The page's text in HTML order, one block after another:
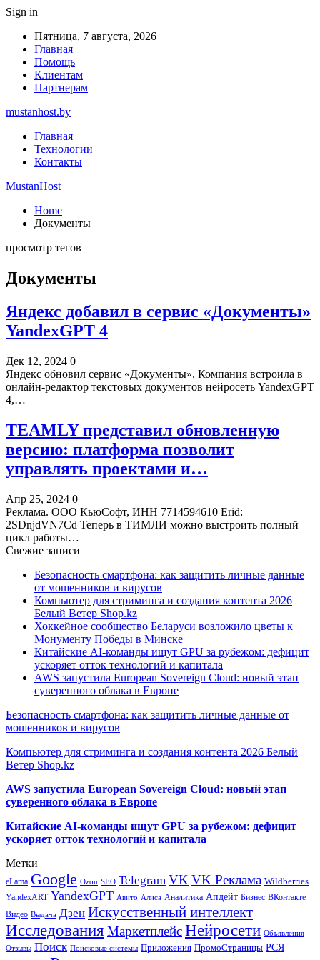
Sign in
Пятница, 7 августа, 2026
Главная
Помощь
Клиентам
Партнерам
mustanhost.by
Главная
Технологии
Контакты
MustanHost
Home
Документы
просмотр тегов
Документы
Яндекс добавил в сервис «Документы»
YandexGPT 4
Дек 12, 2024 0
Яндекс обновил сервис «Документы». Компания встроила в
онлайн-редактор текстовых документов нейросеть YandexGPT
4,…
TEAMLY представил обновленную
версию: платформа позволит
управлять проектами и…
Апр 25, 2024 0
Реклама. ООО КьюСофт, ИНН 7714594610 Erid:
2SDnjdVN7Cd Теперь в ТИМЛИ можно выстроить полный
цикл работы…
Свежие записи
Безопасность смартфона: как защитить личные данные
от мошенников и вирусов
Компьютер для стриминга и создания контента 2026
Белый Ветер Shop.kz
Хоккейное сообщество Беларуси возложило цветы к
Монументу Победы в Минске
Китайские AI-команды ищут GPU за рубежом: дефицит
ускоряет отток технологий и капитала
AWS запустила European Sovereign Cloud: новый этап
суверенного облака в Европе
Безопасность смартфона: как защитить личные данные от
мошенников и вирусов
Компьютер для стриминга и создания контента 2026 Белый
Ветер Shop.kz
AWS запустила European Sovereign Cloud: новый этап
суверенного облака в Европе
Китайские AI-команды ищут GPU за рубежом: дефицит
ускоряет отток технологий и капитала
Метки
eLama Google Ozon SEO Telegram VK VK Реклама Wildberries
YandexART YandexGPT Авито Алиса Аналитика Апдейт Бизнес ВКонтакте
Видео Выдача Дзен Искусственный интеллект
Исследования МаркетплейсНейросети Объявления
Отзывы Поиск Поисковые системы Приложения ПромоСтраницы РСЯ